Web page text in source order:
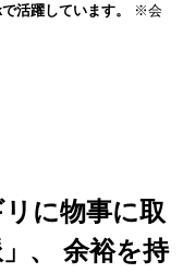
活躍しています。
※会
に物事に取
、
余裕を持